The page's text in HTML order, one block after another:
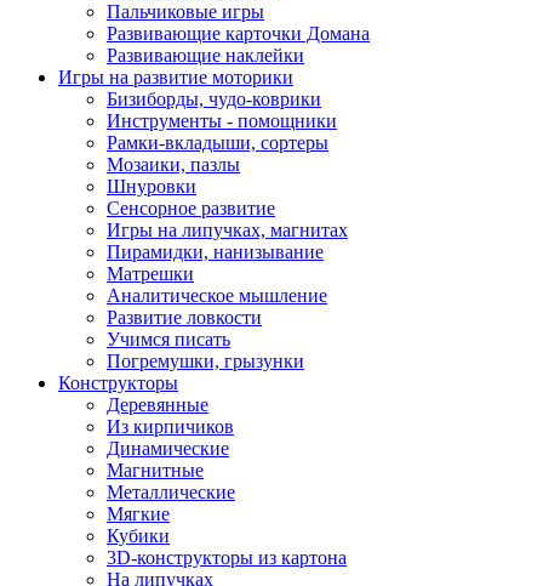
Пальчиковые игры
Развивающие карточки Домана
Развивающие наклейки
Игры на развитие моторики
Бизиборды, чудо-коврики
Инструменты - помощники
Рамки-вкладыши, сортеры
Мозаики, пазлы
Шнуровки
Сенсорное развитие
Игры на липучках, магнитах
Пирамидки, нанизывание
Матрешки
Аналитическое мышление
Развитие ловкости
Учимся писать
Погремушки, грызунки
Конструкторы
Деревянные
Из кирпичиков
Динамические
Магнитные
Металлические
Мягкие
Кубики
3D-конструкторы из картона
На липучках